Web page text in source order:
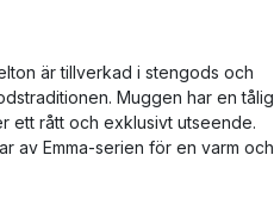
är tillverkad i stengods och
Muggen har en tålig
ett rått och exklusivt utseende.
av Emma-serien för en varm och